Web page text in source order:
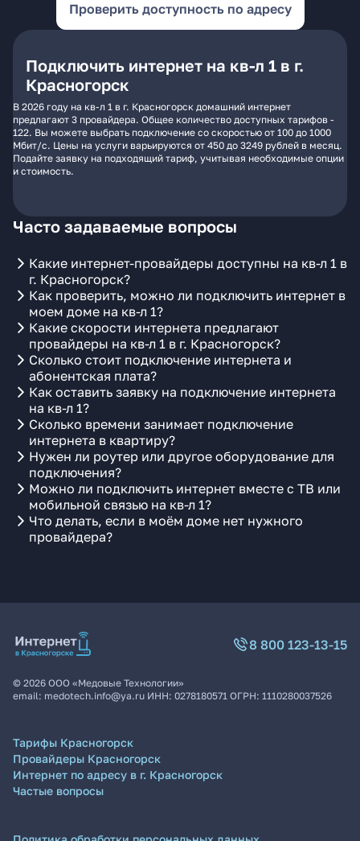
Проверить доступность по адресу
Подключить интернет на кв-л 1 в г.
Красногорск
В 2026 году на кв-л 1 в г. Красногорск домашний интернет
предлагают 3 провайдера. Общее количество доступных тарифов -
122. Вы можете выбрать подключение со скоростью от 100 до 1000
Мбит/с. Цены на услуги варьируются от 450 до 3249 рублей в месяц.
Подайте заявку на подходящий тариф, учитывая необходимые опции
и стоимость.
Часто задаваемые вопросы
Какие интернет-провайдеры доступны на кв-л 1 в
г. Красногорск?
Как проверить, можно ли подключить интернет в
моем доме на кв-л 1?
Какие скорости интернета предлагают
провайдеры на кв-л 1 в г. Красногорск?
Сколько стоит подключение интернета и
абонентская плата?
Как оставить заявку на подключение интернета
на кв-л 1?
Сколько времени занимает подключение
интернета в квартиру?
Нужен ли роутер или другое оборудование для
подключения?
Можно ли подключить интернет вместе с ТВ или
мобильной связью на кв-л 1?
Что делать, если в моём доме нет нужного
провайдера?
8 800 123-13-15
© 2026 ООО «Медовые Технологии»
email: medotech.info@ya.ru ИНН: 0278180571 ОГРН: 1110280037526
Тарифы Красногорск
Провайдеры Красногорск
Интернет по адресу в г. Красногорск
Частые вопросы